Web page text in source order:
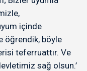
içinde
öğrendik, böyle
teferruattır. Ve
sağ olsun.’